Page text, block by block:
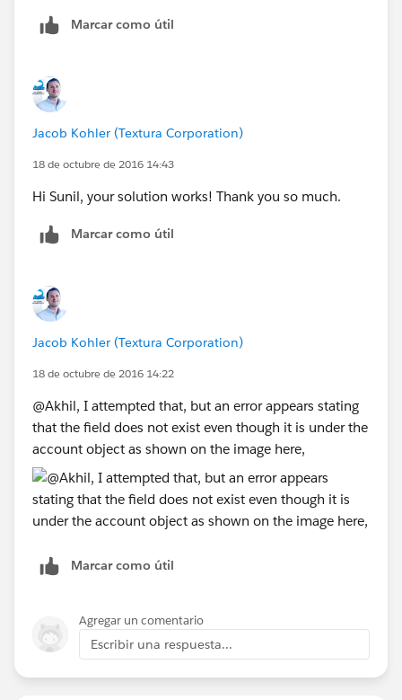
Use the insert field option to use the right API names
Marcar como útil
Jacob Kohler (Textura Corporation)
18 de octubre de 2016 14:43
Hi Sunil, your solution works! Thank you so much.
Marcar como útil
Jacob Kohler (Textura Corporation)
18 de octubre de 2016 14:22
@Akhil, I attempted that, but an error appears stating
that the field does not exist even though it is under the
account object as shown on the image here,
Marcar como útil
Agregar un comentario
Escribir una respuesta...